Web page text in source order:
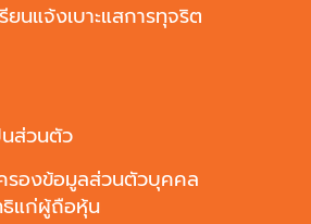
ยนแจ้งเบาะแสการทุจริต
นส่วนตัว
รองข้อมูลส่วนตัวบุคคล
ธิแก่ผู้ถือหุ้น